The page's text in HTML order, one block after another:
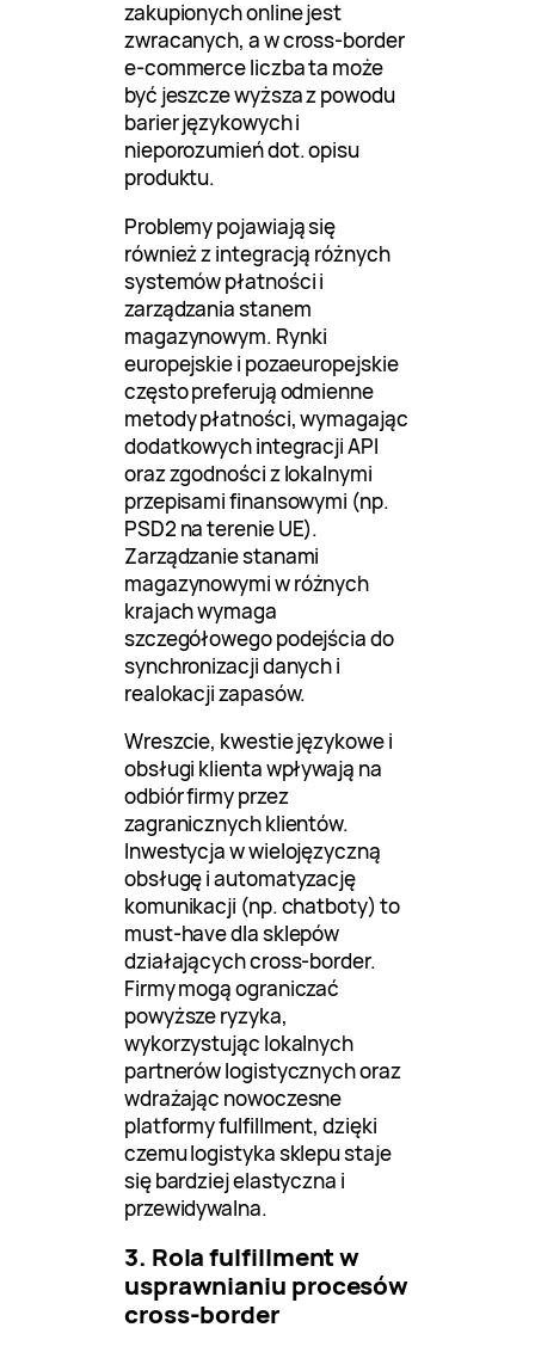
zakupionych online jest
zwracanych, a w cross-border
e-commerce liczba ta może
być jeszcze wyższa z powodu
barier językowych i
nieporozumień dot. opisu
produktu.
Problemy pojawiają się
również z integracją różnych
systemów płatności i
zarządzania stanem
magazynowym. Rynki
europejskie i pozaeuropejskie
często preferują odmienne
metody płatności, wymagając
dodatkowych integracji API
oraz zgodności z lokalnymi
przepisami finansowymi (np.
PSD2 na terenie UE).
Zarządzanie stanami
magazynowymi w różnych
krajach wymaga
szczegółowego podejścia do
synchronizacji danych i
realokacji zapasów.
Wreszcie, kwestie językowe i
obsługi klienta wpływają na
odbiór firmy przez
zagranicznych klientów.
Inwestycja w wielojęzyczną
obsługę i automatyzację
komunikacji (np. chatboty) to
must-have dla sklepów
działających cross-border.
Firmy mogą ograniczać
powyższe ryzyka,
wykorzystując lokalnych
partnerów logistycznych oraz
wdrażając nowoczesne
platformy fulfillment, dzięki
czemu logistyka sklepu staje
się bardziej elastyczna i
przewidywalna.
3. Rola fulfillment w
usprawnianiu procesów
cross-border